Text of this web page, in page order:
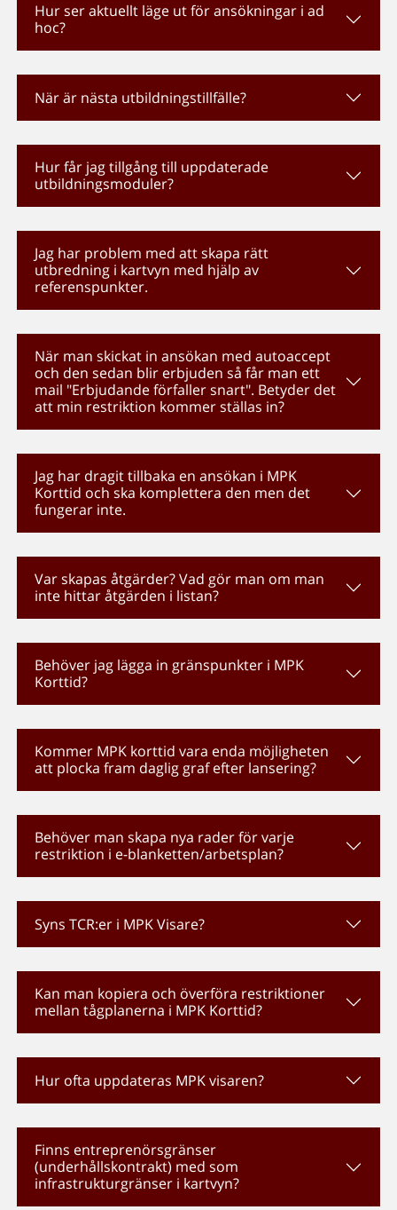
Hur ser aktuellt läge ut för ansökningar i ad
hoc?
När är nästa utbildningstillfälle?
Hur får jag tillgång till uppdaterade
utbildningsmoduler?
Jag har problem med att skapa rätt
utbredning i kartvyn med hjälp av
referenspunkter.
När man skickat in ansökan med autoaccept
och den sedan blir erbjuden så får man ett
mail "Erbjudande förfaller snart". Betyder det
att min restriktion kommer ställas in?
Jag har dragit tillbaka en ansökan i MPK
Korttid och ska komplettera den men det
fungerar inte.
Var skapas åtgärder? Vad gör man om man
inte hittar åtgärden i listan?
Behöver jag lägga in gränspunkter i MPK
Korttid?
Kommer MPK korttid vara enda möjligheten
att plocka fram daglig graf efter lansering?
Behöver man skapa nya rader för varje
restriktion i e-blanketten/arbetsplan?
Syns TCR:er i MPK Visare?
Kan man kopiera och överföra restriktioner
mellan tågplanerna i MPK Korttid?
Hur ofta uppdateras MPK visaren?
Finns entreprenörsgränser
(underhållskontrakt) med som
infrastrukturgränser i kartvyn?